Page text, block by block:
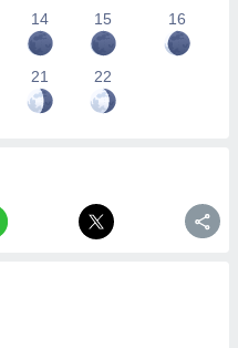
14 15 16
21 22